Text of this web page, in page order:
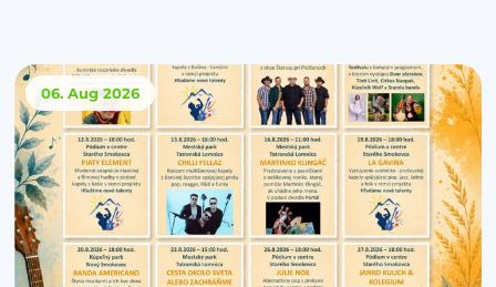
06. Aug 2026